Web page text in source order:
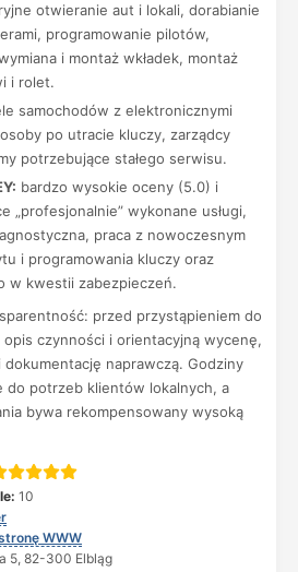
otwieranie aut i lokali, dorabianie
programowanie pilotów,
i montaż wkładek, montaż
i rolet.
samochodów z elektronicznymi
po utracie kluczy, zarządcy
potrzebujące stałego serwisu.
bardzo wysokie oceny (5.0) i
„profesjonalnie” wykonane usługi,
praca z nowoczesnym
i programowania kluczy oraz
w kwestii zabezpieczeń.
przed przystąpieniem do
czynności i orientacyjną wycenę,
dokumentację naprawczą. Godziny
do potrzeb klientów lokalnych, a
bywa rekompensowany wysoką
10
WWW
5, 82-300 Elbląg